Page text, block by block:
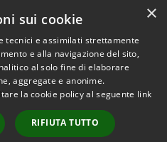
Copyright © 2026 • Comune di
Adrara San Rocco • Powered
byMunicipium
Accesso
redazione
×
sui cookie
tecnici e assimilati strettamente
e alla navigazione del sito,
al solo fine di elaborare
aggregate e anonime.
la cookie policy al seguente link
RIFIUTA TUTTO